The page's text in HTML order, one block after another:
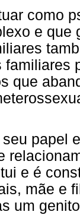
como
e que
familiares
que
papel
e é
mãe e
um